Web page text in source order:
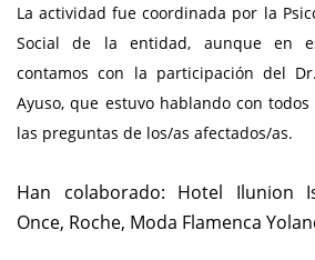
La actividad fue coordinada por la
Social de la entidad, aunque en
contamos con la participación del
Ayuso, que estuvo hablando con
las preguntas de los/as afectados/as.
Han colaborado: Hotel Ilunion
Once, Roche, Moda Flamenca